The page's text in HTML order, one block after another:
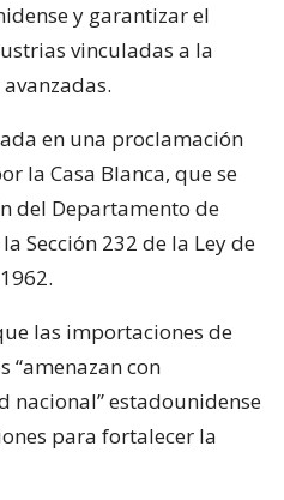
y garantizar el
vinculadas a la
en una proclamación
la Casa Blanca, que se
del Departamento de
Sección 232 de la Ley de
las importaciones de
“amenazan con
nacional” estadounidense
para fortalecer la